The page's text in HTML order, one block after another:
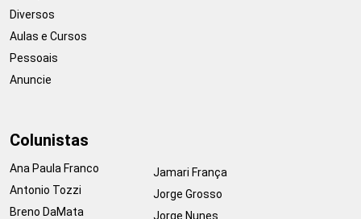
Diversos
Aulas e Cursos
Pessoais
Anuncie
Colunistas
Ana Paula Franco
Antonio Tozzi
Breno DaMata
Jamari França
Jorge Grosso
Jorge Nunes